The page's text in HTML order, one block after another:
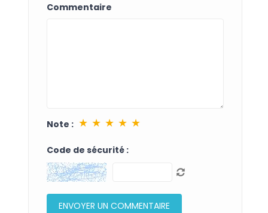
Commentaire
Note : ★ ★ ★ ★ ★
Code de sécurité :